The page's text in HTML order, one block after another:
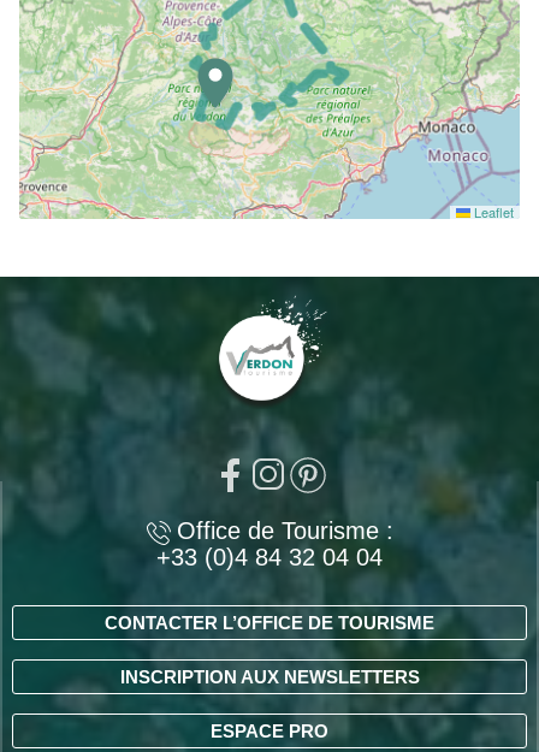
Leaflet
Office de Tourisme :
+33 (0)4 84 32 04 04
CONTACTER L’OFFICE DE TOURISME
INSCRIPTION AUX NEWSLETTERS
ESPACE PRO